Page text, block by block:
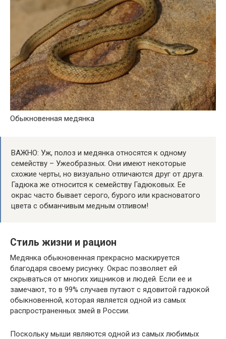
Обыкновенная медянка
ВАЖНО: Уж, полоз и медянка относятся к одному
семейству – Ужеобразных. Они имеют некоторые
схожие черты, но визуально отличаются друг от друга.
Гадюка же относится к семейству Гадюковых. Ее
окрас часто бывает серого, бурого или красноватого
цвета с обманчивым медным отливом!
Стиль жизни и рацион
Медянка обыкновенная прекрасно маскируется
благодаря своему рисунку. Окрас позволяет ей
скрываться от многих хищников и людей. Если ее и
замечают, то в 99% случаев путают с ядовитой гадюкой
обыкновенной, которая является одной из самых
распространенных змей в России.
Поскольку мыши являются одной из самых любимых